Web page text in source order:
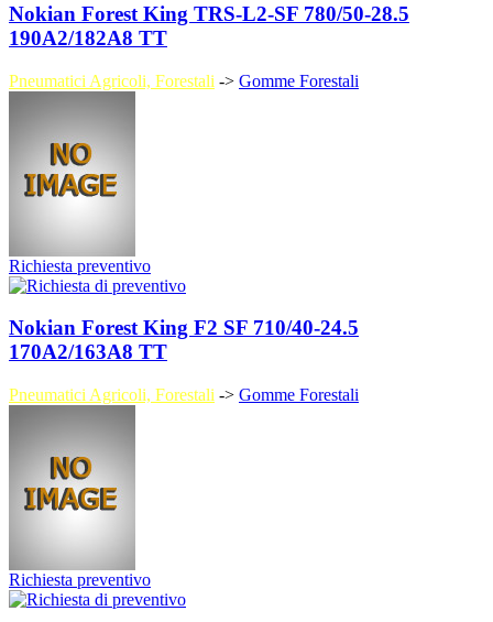
Nokian Forest King TRS-L2-SF 780/50-28.5
190A2/182A8 TT
Pneumatici Agricoli, Forestali -> Gomme Forestali
Richiesta preventivo
Nokian Forest King F2 SF 710/40-24.5
170A2/163A8 TT
Pneumatici Agricoli, Forestali -> Gomme Forestali
Richiesta preventivo